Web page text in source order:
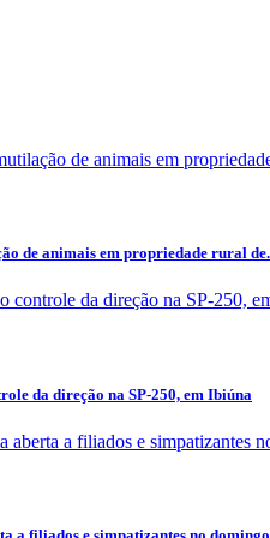
de animais em propriedade rural
da direção na SP-250, em Ibiúna